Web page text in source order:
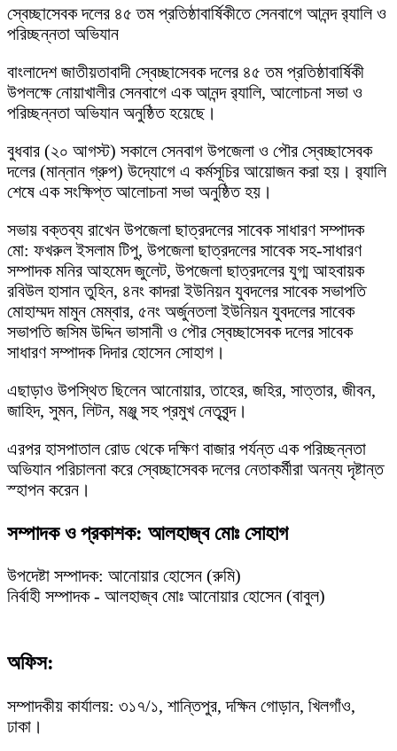
স্বেচ্ছাসেবক দলের ৪৫ তম প্রতিষ্ঠাবার্ষিকীতে সেনবাগে আনন্দ র‌্যালি ও
পরিচ্ছন্নতা অভিযান
বাংলাদেশ জাতীয়তাবাদী স্বেচ্ছাসেবক দলের ৪৫ তম প্রতিষ্ঠাবার্ষিকী
উপলক্ষে নোয়াখালীর সেনবাগে এক আনন্দ র‌্যালি, আলোচনা সভা ও
পরিচ্ছন্নতা অভিযান অনুষ্ঠিত হয়েছে।
বুধবার (২০ আগস্ট) সকালে সেনবাগ উপজেলা ও পৌর স্বেচ্ছাসেবক
দলের (মান্নান গ্রুপ) উদ্যোগে এ কর্মসূচির আয়োজন করা হয়। র‌্যালি
শেষে এক সংক্ষিপ্ত আলোচনা সভা অনুষ্ঠিত হয়।
সভায় বক্তব্য রাখেন উপজেলা ছাত্রদলের সাবেক সাধারণ সম্পাদক
মো: ফখরুল ইসলাম টিপু, উপজেলা ছাত্রদলের সাবেক সহ-সাধারণ
সম্পাদক মনির আহমেদ জুলেট, উপজেলা ছাত্রদলের যুগ্ম আহবায়ক
রবিউল হাসান তুহিন, ৪নং কাদরা ইউনিয়ন যুবদলের সাবেক সভাপতি
মোহাম্মদ মামুন মেম্বার, ৫নং অর্জুনতলা ইউনিয়ন যুবদলের সাবেক
সভাপতি জসিম উদ্দিন ভাসানী ও পৌর স্বেচ্ছাসেবক দলের সাবেক
সাধারণ সম্পাদক দিদার হোসেন সোহাগ।
এছাড়াও উপস্থিত ছিলেন আনোয়ার, তাহের, জহির, সাত্তার, জীবন,
জাহিদ, সুমন, লিটন, মঞ্জু সহ প্রমুখ নেতৃবৃন্দ।
এরপর হাসপাতাল রোড থেকে দক্ষিণ বাজার পর্যন্ত এক পরিচ্ছন্নতা
অভিযান পরিচালনা করে স্বেচ্ছাসেবক দলের নেতাকর্মীরা অনন্য দৃষ্টান্ত
স্হাপন করেন।
সম্পাদক ও প্রকাশক: আলহাজ্ব মোঃ সোহাগ
উপদেষ্টা সম্পাদক: আনোয়ার হোসেন (রুমি)
নির্বাহী সম্পাদক - আলহাজ্ব মোঃ আনোয়ার হোসেন (বাবুল)
অফিস:
সম্পাদকীয় কার্যালয়: ৩১৭/১, শান্তিপুর, দক্ষিন গোড়ান, খিলগাঁও,
ঢাকা।